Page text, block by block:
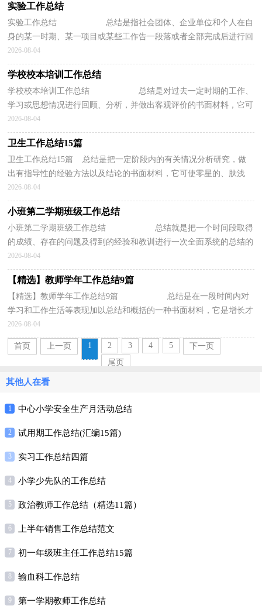
实验工作总结
实验工作总结 总结是指社会团体、企业单位和个人在自
身的某一时期、某一项目或某些工作告一段落或者全部完成后进行回
顾检查、分析评价，从而肯定成绩，得...
2026-08-04
学校校本培训工作总结
学校校本培训工作总结 总结是对过去一定时期的工作、
学习或思想情况进行回顾、分析，并做出客观评价的书面材料，它可
使零星的、肤浅的、表面的感性认知上...
2026-08-04
卫生工作总结15篇
卫生工作总结15篇 总结是把一定阶段内的有关情况分析研究，做
出有指导性的经验方法以及结论的书面材料，它可使零星的、肤浅
的、表面的感性认知上升到全面的、系统的、本质的...
2026-08-04
小班第二学期班级工作总结
小班第二学期班级工作总结 总结就是把一个时间段取得
的成绩、存在的问题及得到的经验和教训进行一次全面系统的总结的
书面材料，通过它可以正确认识以往...
2026-08-04
【精选】教师学年工作总结9篇
【精选】教师学年工作总结9篇 总结是在一段时间内对
学习和工作生活等表现加以总结和概括的一种书面材料，它是增长才
干的一种好办法，不妨坐下来好好写写总...
2026-08-04
首页 上一页 1 2 3 4 5
下一页
尾页
其他人在看
1 中心小学安全生产月活动总结
2 试用期工作总结(汇编15篇)
3 实习工作总结四篇
4 小学少先队的工作总结
5 政治教师工作总结（精选11篇）
6 上半年销售工作总结范文
7 初一年级班主任工作总结15篇
8 输血科工作总结
9 第一学期教师工作总结